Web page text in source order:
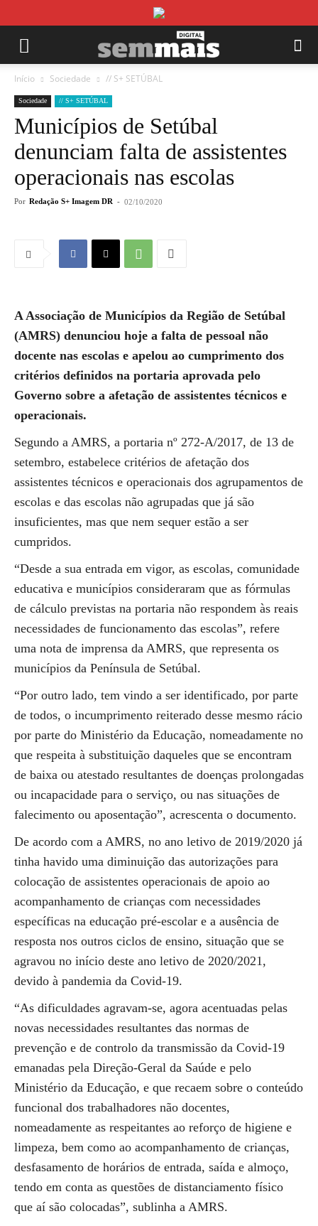
Início Sociedade // S+ SETÚBAL
Sociedade // S+ SETÚBAL
Municípios de Setúbal
denunciam falta de assistentes
operacionais nas escolas
Por Redação S+ Imagem DR - 02/10/2020
A Associação de Municípios da Região de Setúbal
(AMRS) denunciou hoje a falta de pessoal não
docente nas escolas e apelou ao cumprimento dos
critérios definidos na portaria aprovada pelo
Governo sobre a afetação de assistentes técnicos e
operacionais.
Segundo a AMRS, a portaria nº 272-A/2017, de 13 de
setembro, estabelece critérios de afetação dos
assistentes técnicos e operacionais dos agrupamentos de
escolas e das escolas não agrupadas que já são
insuficientes, mas que nem sequer estão a ser
cumpridos.
“Desde a sua entrada em vigor, as escolas, comunidade
educativa e municípios consideraram que as fórmulas
de cálculo previstas na portaria não respondem às reais
necessidades de funcionamento das escolas”, refere
uma nota de imprensa da AMRS, que representa os
municípios da Península de Setúbal.
“Por outro lado, tem vindo a ser identificado, por parte
de todos, o incumprimento reiterado desse mesmo rácio
por parte do Ministério da Educação, nomeadamente no
que respeita à substituição daqueles que se encontram
de baixa ou atestado resultantes de doenças prolongadas
ou incapacidade para o serviço, ou nas situações de
falecimento ou aposentação”, acrescenta o documento.
De acordo com a AMRS, no ano letivo de 2019/2020 já
tinha havido uma diminuição das autorizações para
colocação de assistentes operacionais de apoio ao
acompanhamento de crianças com necessidades
específicas na educação pré-escolar e a ausência de
resposta nos outros ciclos de ensino, situação que se
agravou no início deste ano letivo de 2020/2021,
devido à pandemia da Covid-19.
“As dificuldades agravam-se, agora acentuadas pelas
novas necessidades resultantes das normas de
prevenção e de controlo da transmissão da Covid-19
emanadas pela Direção-Geral da Saúde e pelo
Ministério da Educação, e que recaem sobre o conteúdo
funcional dos trabalhadores não docentes,
nomeadamente as respeitantes ao reforço de higiene e
limpeza, bem como ao acompanhamento de crianças,
desfasamento de horários de entrada, saída e almoço,
tendo em conta as questões de distanciamento físico
que aí são colocadas”, sublinha a AMRS.